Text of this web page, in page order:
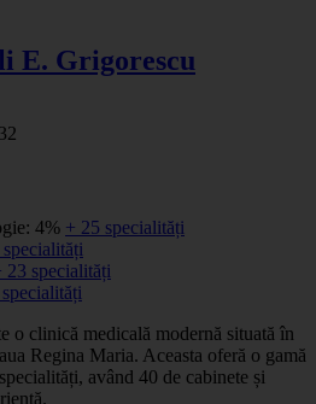
E. Grigorescu
4% + 25 specialități
23 specialități
o clinică medicală modernă situată în
Regina Maria. Aceasta oferă o gamă
având 40 de cabinete și